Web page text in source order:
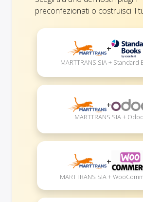
preconfezionati o costruisci il
+
MARTTRANS SIA + Standard
+
MARTTRANS SIA + Odoo
+
MARTTRANS SIA +